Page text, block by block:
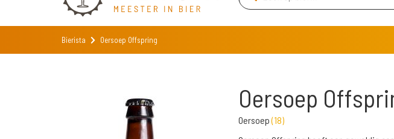
Bierista Oersoep Offspring
Oersoep
Oersoep(18)